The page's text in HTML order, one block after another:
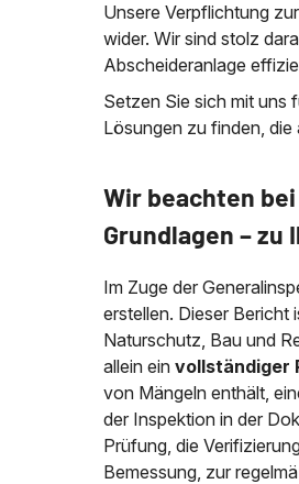
Unsere Verpflichtung
wider. Wir sind stolz
Abscheideranlage
Setzen Sie sich mit uns
Lösungen zu finden,
Wir beachten
Grundlagen –
Im Zuge der
erstellen. Dieser Bericht
Naturschutz, Bau und
allein einvollständiger
von Mängeln enthält,
der Inspektion in der
Prüfung, die
Bemessung, zur